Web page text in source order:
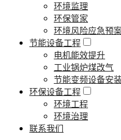
环境监理
环保管家
环境风险应急预
节能设备工程
电机能效提升
工业锅炉煤改气
节能变频设备安
环保设备工程
环境工程
环境治理
联系我们